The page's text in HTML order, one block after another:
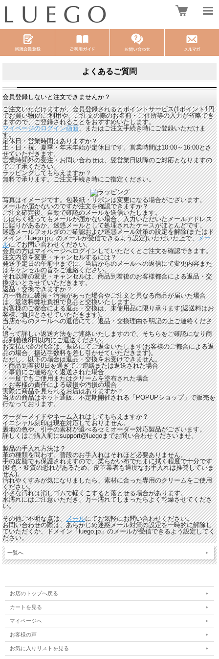
よくあるご質問
会員登録しないと注文できませんか？
ご注文いただけますが、会員登録されるとポイントサービス(1ポイント1円
でお買い物)のご利用や、ご注文の際のお名前・ご住所等の入力が省略でき
ますので、ご登録されることをおすすめいたします。
マイページのログイン画面、またはご注文手続き時にご登録いただけま
す。
定休日・営業時間はありますか？
土・日・祝、夏季・年末年始が定休日です。営業時間は10:00～16:00とさ
せていただきます。
営業時間外の受注・お問い合わせは、翌営業日以降のご対応となりますの
でご了承ください。
ラッピングしてもらえますか？
無料で承ります。ご注文手続き時にご指定ください。
写真はイメージです。包装紙・リボンは変更になる場合がございます。
メールが届かないのですが注文を確認できますか？
ご注文確定後、自動で確認のメールを送信いたします。
しばらく経ってもメールが届かない場合、入力いただいたメールアドレス
に誤りがあるか、迷惑メールとして処理されたケースがほとんどです。
迷惑メールフォルダのご確認および迷惑メール対策の設定を解除(またはド
メイン「luego.jp」のメールが受信できるよう設定)いただいた上で、メー
ルにてお問い合わせください。
会員の方はマイページへログインしていただくとご注文を確認できます。
注文内容を変更・キャンセルするには？
発送予定日の午前中までに、当店からのメールへの返信にて変更内容また
はキャンセルの旨をご連絡ください。
それ以降の変更・キャンセルは、商品到着後のお客様都合による返品・交
換扱いとさせていただきます。
返品・交換できますか？
万一商品に破損・汚損があった場合やご注文と異なる商品が届いた場合
は、返送料弊社負担で良品と交換いたします。
お客様のご都合による返品・交換は、未使用品に限り承ります(返送料はお
客様ご負担とさせていただきます)。
当店からのメールへの返信にて、返品・交換理由を明記の上ご連絡くださ
い｡
追って詳しい返送方法をご連絡いたしますので、そちらをご確認になり商
品到着後8日以内にご返送ください。
お支払い済の代金は、振込にてご返金いたします(お客様のご都合による返
品の場合、振込手数料を差し引かせていただきます)。
ただし、以下の場合は返品・交換をお受けできません。
・商品到着後8日を過ぎてご連絡または返送された場合
・事前にご連絡なく返送された場合
・一度でもご使用またはクリームを塗布された場合
・お客様の責任による破損や汚損の場合
実際に商品を見られるお店はありますか？
当店の商品はネット通販、不定期開催される「POPUPショップ」で販売を
行なっております。
オーダーメイドやネーム入れはしてもらえますか？
イニシャル刻印は現在対応しておりません。
裏地の色や、引手の素材が選べるセミオーダー対応製品がございます。
詳しくはご購入前にsupport@luegoまでお問い合わせくださいませ。
製品の手入れ方法は？
革の種類を問わず、普段のお手入れはそれほど必要ありません。
手の皮脂でも保護されますので、柔らかい布でたまに拭く程度で十分です
(変色・変質の恐れがあるため、皮革業者も過度なお手入れは推奨していま
せん)。
汚れやくすみが気になりましたら、素材に合った専用のクリームをご使用
ください。
小さな汚れは消しゴムで軽くこすると落とせる場合があります。
水濡れにはご注意いただき、万一濡れてしまったらよく乾燥させてくださ
い。
その他ご不明な点は、メールにてお気軽にお問い合わせください。
お問い合わせの際は、あらかじめ迷惑メール対策の設定を一時的に解除し
ていただくか、ドメイン「luego.jp」のメールが受信できるよう設定してく
ださい。
一覧へ
お店のトップへ戻る
カートを見る
マイページへ
お客様の声
お気に入りリストを見る